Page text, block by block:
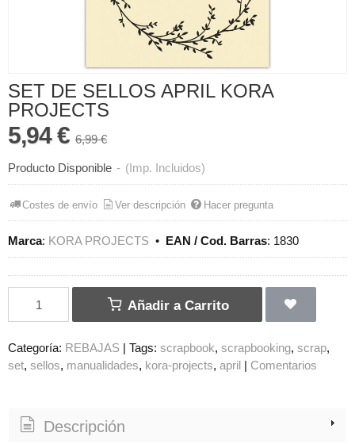
SET DE SELLOS APRIL KORA
PROJECTS
5,94 € 6,99 €
Producto Disponible - (Imp. Incluidos)
Costes de envío Ver descripción Hacer pregunta
Marca: KORA PROJECTS • EAN / Cod. Barras: 1830
Añadir a Carrito
Categoría: REBAJAS Tags: scrapbook scrapbooking scrap
set sellos manualidades kora-projects april Comentarios
Descripción